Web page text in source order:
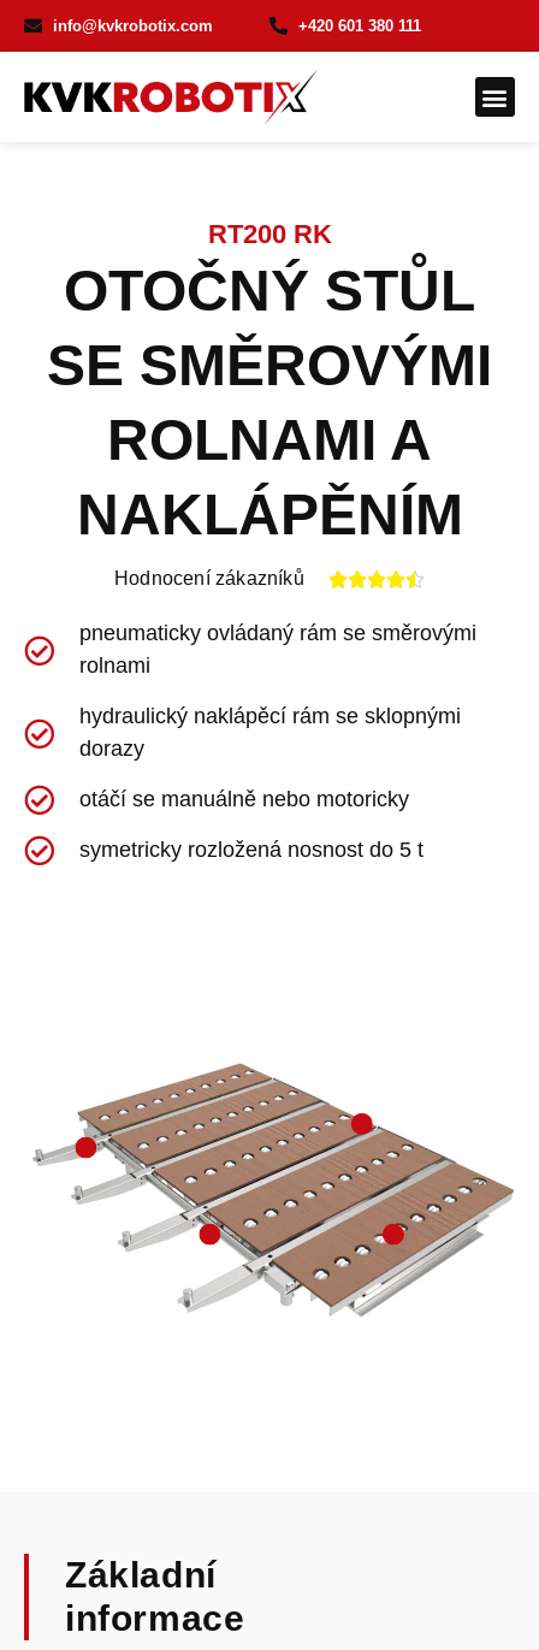
info@kvkrobotix.com +420 601 380 111
RT200 RK
OTOČNÝ STŮL
SE SMĚROVÝMI
ROLNAMI A
NAKLÁPĚNÍM
Hodnocení zákazníků 
pneumaticky ovládaný rám se směrovými
rolnami
hydraulický naklápěcí rám se sklopnými
dorazy
otáčí se manuálně nebo motoricky
symetricky rozložená nosnost do 5 t
Základní
informace